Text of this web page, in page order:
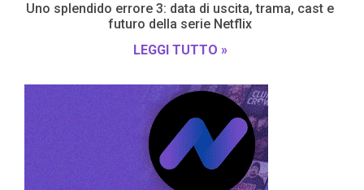
Uno splendido errore 3: data di uscita, trama, cast e
futuro della serie Netflix
LEGGI TUTTO »